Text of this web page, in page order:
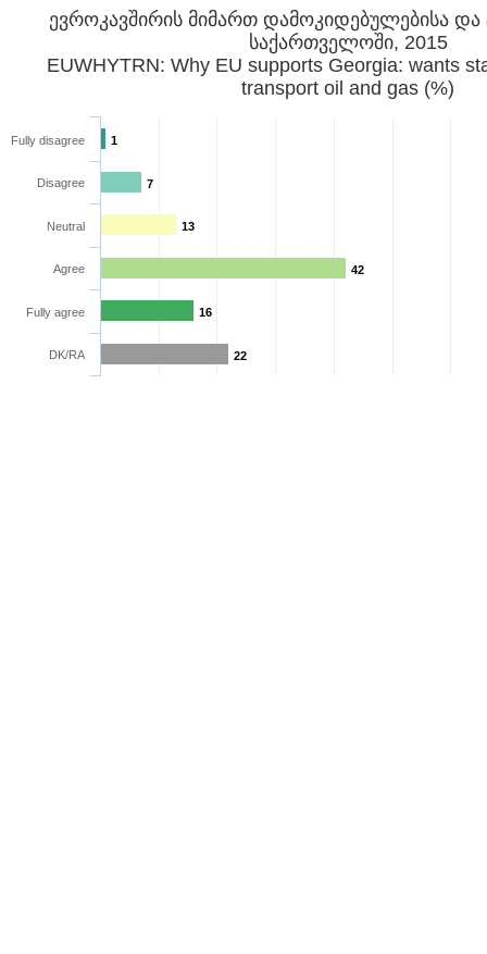
ევროკავშირის მიმართ დამოკიდებულებისა და
საქართველოში, 2015
EUWHYTRN: Why EU supports Georgia: wants
transport oil and gas (%)
1
7
13
42
16
22
Fully disagree
Disagree
Neutral
Agree
Fully agree
DK/RA